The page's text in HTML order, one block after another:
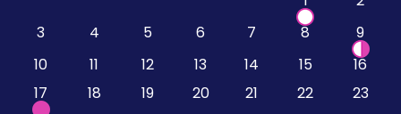
3
4 5 6 7 8
9
10
11 12 13 14 15
16
17
18 19 20 21 22
23